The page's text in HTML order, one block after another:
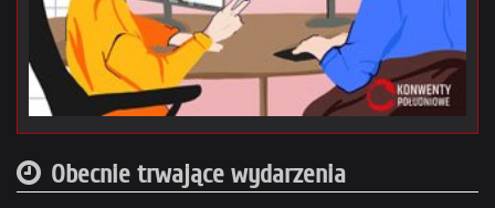
Obecnie trwające wydarzenia